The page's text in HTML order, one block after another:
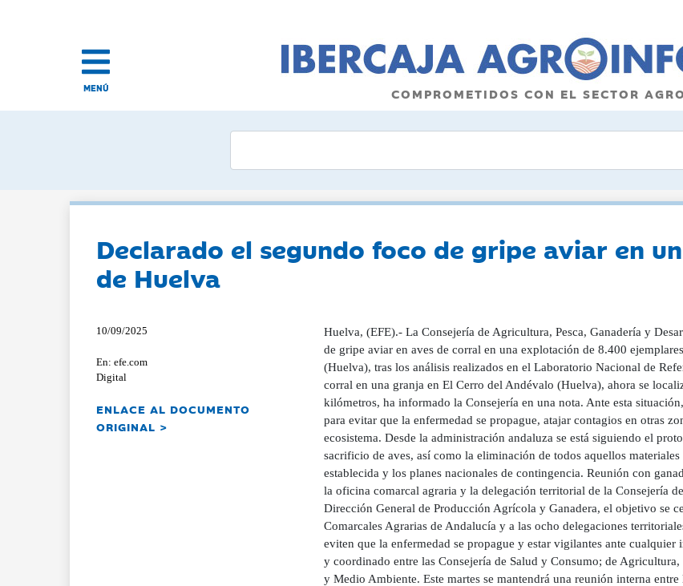
MENÚ COMPROMETIDOS CON EL SECTOR AGRO
Declarado el segundo foco de gripe aviar en
de Huelva
10/09/2025
En: efe.com
Digital
ENLACE AL DOCUMENTO
ORIGINAL >
Huelva, (EFE).- La Consejería de Agricultura, Pesca, Ganadería y
de gripe aviar en aves de corral en una explotación de 8.400
(Huelva), tras los análisis realizados en el Laboratorio Nacional de
corral en una granja en El Cerro del Andévalo (Huelva), ahora se
kilómetros, ha informado la Consejería en una nota. Ante esta
para evitar que la enfermedad se propague, atajar contagios en otras
ecosistema. Desde la administración andaluza se está siguiendo el
sacrificio de aves, así como la eliminación de todos aquellos
establecida y los planes nacionales de contingencia. Reunión con
la oficina comarcal agraria y la delegación territorial de la Consejería
Dirección General de Producción Agrícola y Ganadera, el objetivo se
Comarcales Agrarias de Andalucía y a las ocho delegaciones
eviten que la enfermedad se propague y estar vigilantes ante
y coordinado entre las Consejería de Salud y Consumo; de
y Medio Ambiente. Este martes se mantendrá una reunión interna